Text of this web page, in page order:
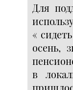
Для
«
осень,
в